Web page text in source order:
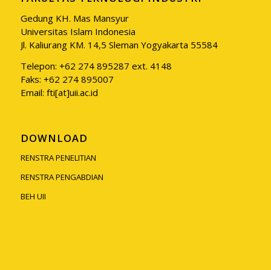
Gedung KH. Mas Mansyur
Universitas Islam Indonesia
Jl. Kaliurang KM. 14,5 Sleman Yogyakarta 55584
Telepon: +62 274 895287 ext. 4148
Faks: +62 274 895007
Email: fti[at]uii.ac.id
DOWNLOAD
RENSTRA PENELITIAN
RENSTRA PENGABDIAN
BEH UII